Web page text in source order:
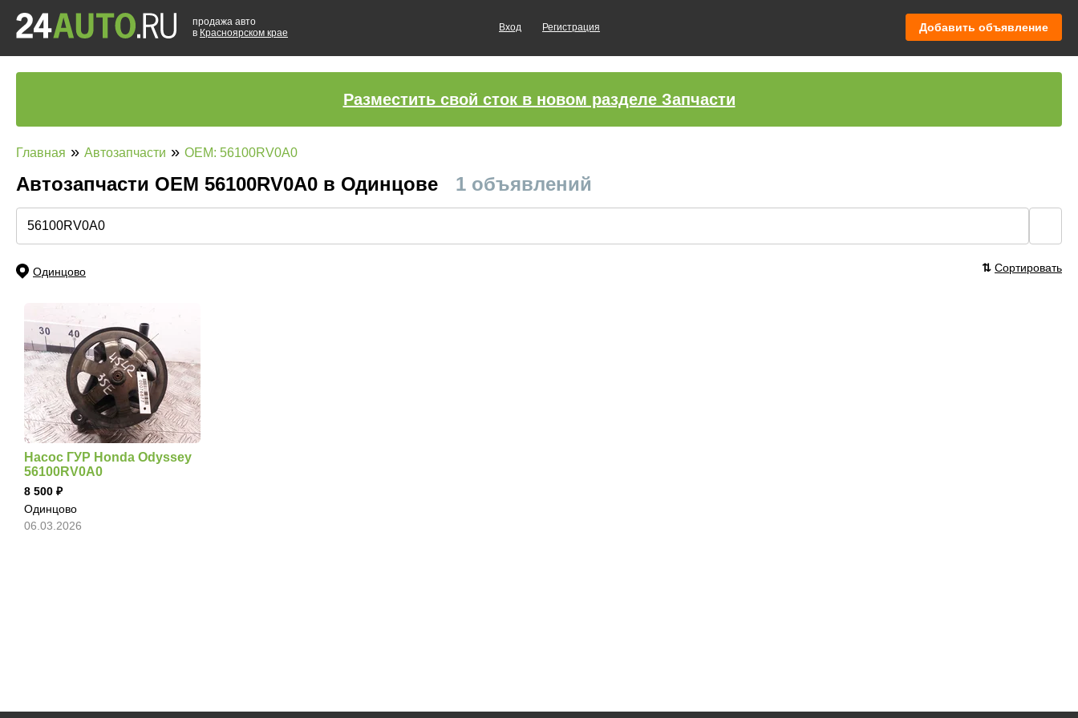
продажа авто
в Красноярском крае
Вход Регистрация Добавить объявление
Разместить свой сток в новом разделе Запчасти
Главная » Автозапчасти » OEM: 56100RV0A0
Автозапчасти ОЕМ 56100RV0A0 в Одинцове 1 объявлений
Одинцово ⇅ Сортировать
Насос ГУР Honda Odyssey
56100RV0A0
8 500
Одинцово
06.03.2026